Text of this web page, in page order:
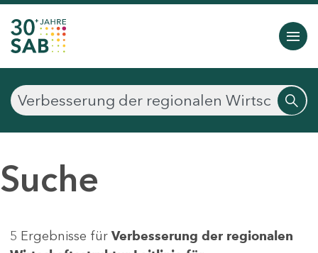
Suche
5 Ergebnisse für Verbesserung der regionalen